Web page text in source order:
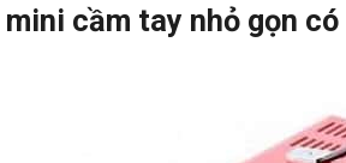
cầm tay nhỏ gọn